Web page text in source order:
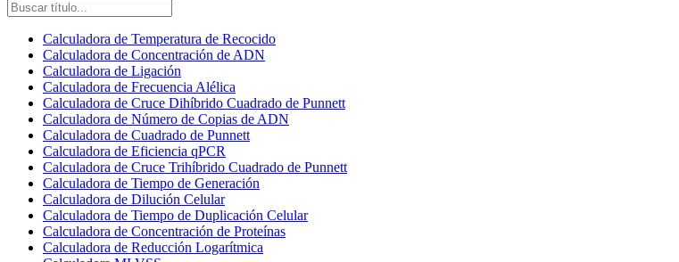
Calculadora de Temperatura de Recocido
Calculadora de Concentración de ADN
Calculadora de Ligación
Calculadora de Frecuencia Alélica
Calculadora de Cruce Dihíbrido Cuadrado de Punnett
Calculadora de Número de Copias de ADN
Calculadora de Cuadrado de Punnett
Calculadora de Eficiencia qPCR
Calculadora de Cruce Trihíbrido Cuadrado de Punnett
Calculadora de Tiempo de Generación
Calculadora de Dilución Celular
Calculadora de Tiempo de Duplicación Celular
Calculadora de Concentración de Proteínas
Calculadora de Reducción Logarítmica